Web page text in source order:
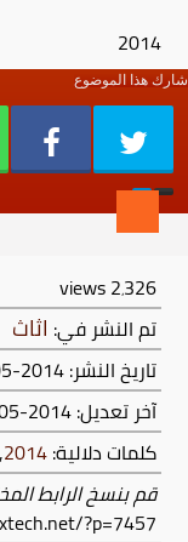
2014
شارك هذا الموضوع
2٬326views
تم النشر في: اثاث
تاريخ النشر: 2014-05-28T22:23:15+03:00
آخر تعديل:2014-05-28T22:28:58+03:00
كلمات دلالية:2014
قم بنسخ الرابط
?p=7457